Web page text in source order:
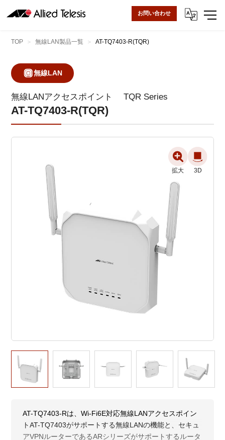
お問い合わせ
TOP 無線LAN製品一覧 AT-TQ7403-R(TQR)
無線LANアクセスポイント TQR Series
AT-TQ7403-R(TQR)
無線LAN
拡大 3D
拡大 3D
拡大 3D
拡大 3D
拡大 3D
AT-TQ7403-Rは、Wi-Fi6E対応無線LANアクセスポイン
トAT-TQ7403がサポートする無線LANの機能と、セキュ
アVPNルーターであるARシリーズがサポートするルータ